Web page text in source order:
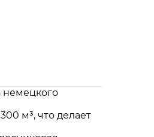
немецкого
м³, что делает